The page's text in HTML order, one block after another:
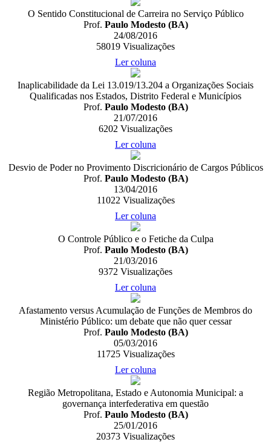
O Sentido Constitucional de Carreira no Serviço Público
Prof. Paulo Modesto (BA)
24/08/2016
58019 Visualizações
Ler coluna
Inaplicabilidade da Lei 13.019/13.204 a Organizações Sociais
Qualificadas nos Estados, Distrito Federal e Municípios
Prof. Paulo Modesto (BA)
21/07/2016
6202 Visualizações
Ler coluna
Desvio de Poder no Provimento Discricionário de Cargos Públicos
Prof. Paulo Modesto (BA)
13/04/2016
11022 Visualizações
Ler coluna
O Controle Público e o Fetiche da Culpa
Prof. Paulo Modesto (BA)
21/03/2016
9372 Visualizações
Ler coluna
Afastamento versus Acumulação de Funções de Membros do
Ministério Público: um debate que não quer cessar
Prof. Paulo Modesto (BA)
05/03/2016
11725Visualizações
Ler coluna
Região Metropolitana, Estado e Autonomia Municipal: a
governança interfederativa em questão
Prof. Paulo Modesto (BA)
25/01/2016
20373 Visualizações